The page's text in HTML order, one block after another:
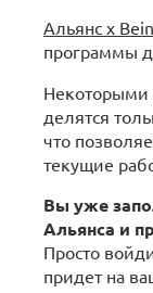
Альянс x
программы
Некоторыми
делятся
что
текущие
Вы уже
Альянса и
Просто
придет на